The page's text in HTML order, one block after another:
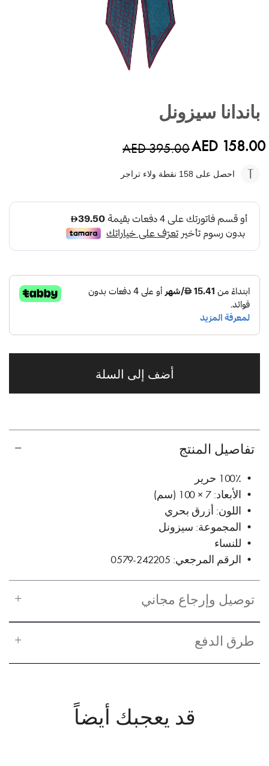
بداية
معرض
باندانا سيزونل
AED 158.00
AED 395.00
احصل على 158 نقطة ولاء تراجر
أضف إلى السلة
تفاصيل المنتج
• 100٪ حرير
• الأبعاد: 7 × 100 (سم)
• اللون: أزرق بحري
• المجموعة: سيزونل
• للنساء
• الرقم المرجعي: 242205-0579
توصيل وإرجاع مجاني
طرق الدفع
قد يعجبك أيضاً